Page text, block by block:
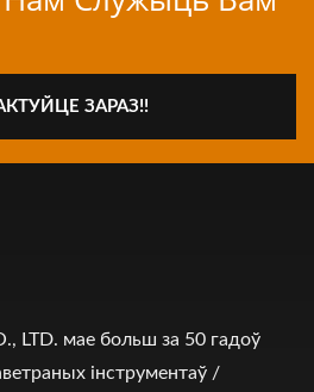
ЗАРАЗ!!
LTD. мае больш за 50 гадоў
інструментаў /